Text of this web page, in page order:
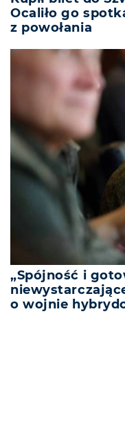
Ocaliło go
z powołania
„Spójność i
o wojnie